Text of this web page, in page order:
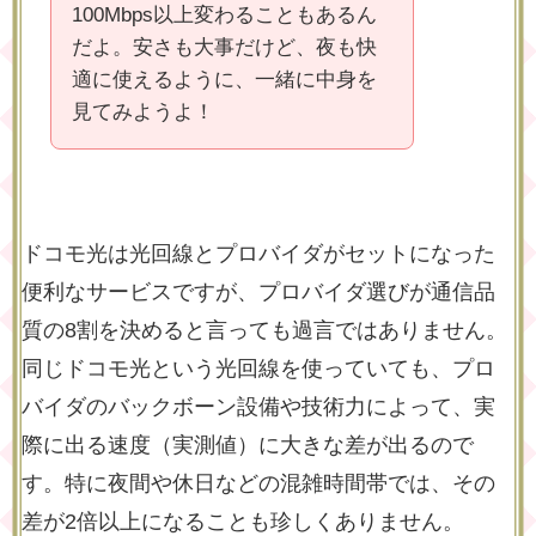
100Mbps以上変わることもあるん
だよ。安さも大事だけど、夜も快
適に使えるように、一緒に中身を
見てみようよ！
ドコモ光は光回線とプロバイダがセットになった
便利なサービスですが、 プロバイダ選びが通信品
質の8割を決める と言っても過言ではありません。
同じドコモ光という光回線を使っていても、プロ
バイダのバックボーン設備や技術力によって、実
際に出る速度（実測値）に大きな差が出るので
す。特に夜間や休日などの混雑時間帯では、その
差が2倍以上になることも珍しくありません。